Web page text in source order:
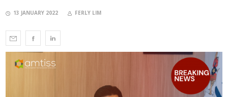
13 JANUARY 2022 FERLY LIM